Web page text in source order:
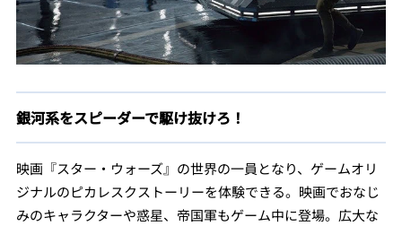
銀河系をスピーダーで駆け抜けろ！
映画『スター・ウォーズ』の世界の一員となり、ゲームオリ
ジナルのピカレスクストーリーを体験できる。映画でおなじ
みのキャラクターや惑星、帝国軍もゲーム中に登場。広大な